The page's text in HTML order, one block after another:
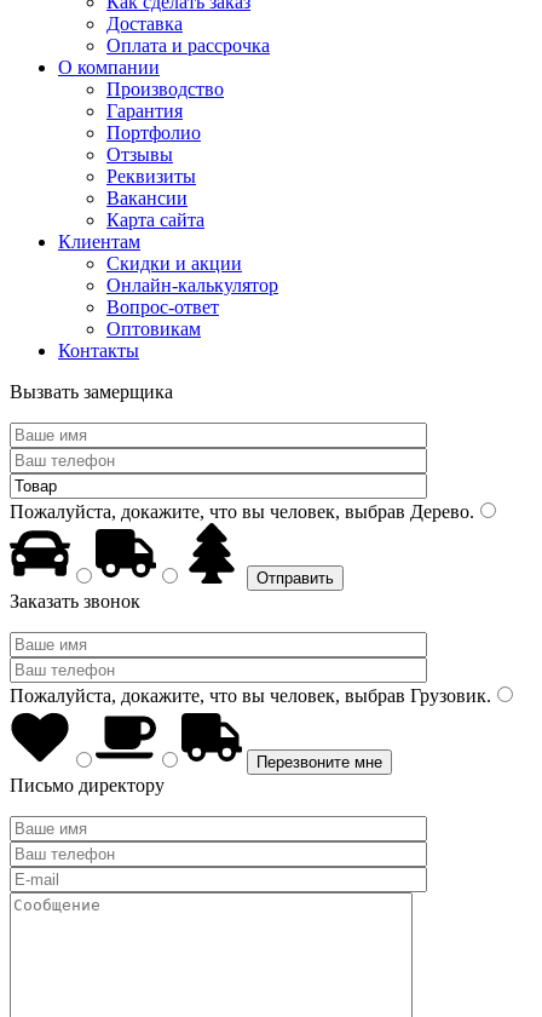
Доставка
Оплата и рассрочка
О компании
Производство
Гарантия
Портфолио
Отзывы
Реквизиты
Вакансии
Карта сайта
Клиентам
Скидки и акции
Онлайн-калькулятор
Вопрос-ответ
Оптовикам
Контакты
Вызвать замерщика
Пожалуйста, докажите, что вы человек, выбрав Дерево.
Заказать звонок
Пожалуйста, докажите, что вы человек, выбрав Грузовик.
Письмо директору